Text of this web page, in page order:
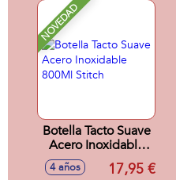
NOVEDAD
Botella Tacto Suave
Acero Inoxidable
800Ml Stitch
4 años 17,95 €